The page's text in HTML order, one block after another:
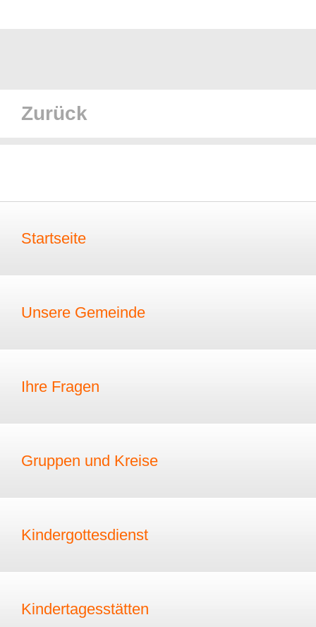
Zurück
Startseite
Unsere Gemeinde
Ihre Fragen
Gruppen und Kreise
Kindergottesdienst
Kindertagesstätten